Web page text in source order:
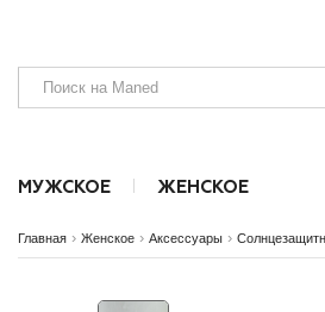
МУЖСКОЕ
SALE NEW Аксессуары
ЖЕНСКОЕ
SALE NEW Аксессуары
Главная › Женское › Аксессуары ›